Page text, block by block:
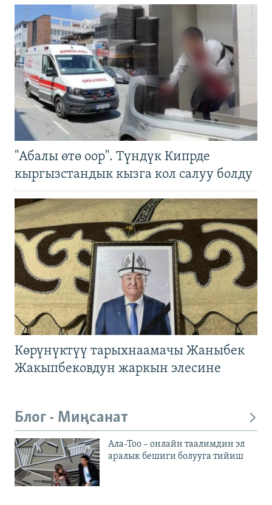
"Абалы өтө оор". Түндүк Кипрде
кыргызстандык кызга кол салуу болду
Көрүнүктүү тарыхнаамачы Жаныбек
Жакыпбековдун жаркын элесине
Блог - Миңсанат
Ала-Тоо – онлайн таалимдин эл
аралык бешиги болууга тийиш